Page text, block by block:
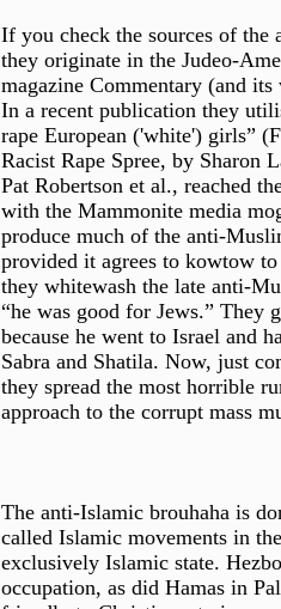
If you check the sources of
they originate in the Judeo-
magazine Commentary (and
In a recent publication they
rape European ('white') girls”
Racist Rape Spree, by Sharon
Pat Robertson et al., reached
with the Mammonite media
produce much of the anti-
provided it agrees to kowtow
they whitewash the late anti-
“he was good for Jews.” They
because he went to Israel and
Sabra and Shatila. Now, just
they spread the most horrible
approach to the corrupt mass
The anti-Islamic brouhaha is
called Islamic movements in
exclusively Islamic state.
occupation, as did Hamas in